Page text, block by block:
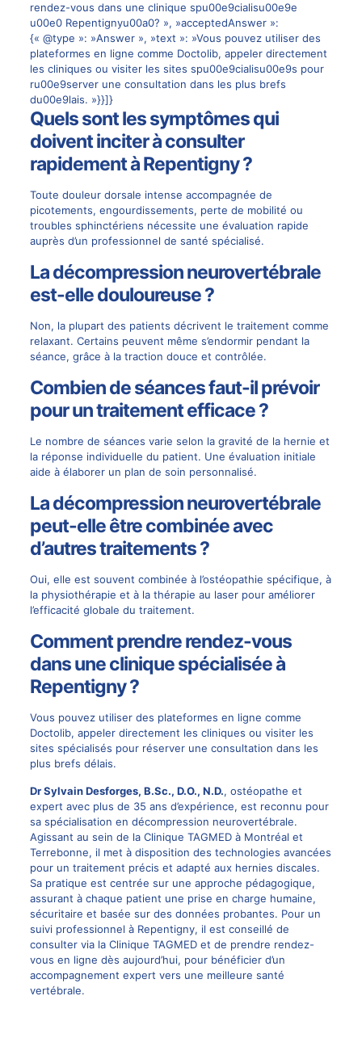
rendez-vous dans une clinique spu00e9cialisu00e9e
u00e0 Repentignyu00a0? », »acceptedAnswer »:
{« @type »: »Answer », »text »: »Vous pouvez utiliser des
plateformes en ligne comme Doctolib, appeler directement
les cliniques ou visiter les sites spu00e9cialisu00e9s pour
ru00e9server une consultation dans les plus brefs
du00e9lais. »}}]}
Quels sont les symptômes qui
doivent inciter à consulter
rapidement à Repentigny ?
Toute douleur dorsale intense accompagnée de
picotements, engourdissements, perte de mobilité ou
troubles sphinctériens nécessite une évaluation rapide
auprès d’un professionnel de santé spécialisé.
La décompression neurovertébrale
est-elle douloureuse ?
Non, la plupart des patients décrivent le traitement comme
relaxant. Certains peuvent même s’endormir pendant la
séance, grâce à la traction douce et contrôlée.
Combien de séances faut-il prévoir
pour un traitement efficace ?
Le nombre de séances varie selon la gravité de la hernie et
la réponse individuelle du patient. Une évaluation initiale
aide à élaborer un plan de soin personnalisé.
La décompression neurovertébrale
peut-elle être combinée avec
d’autres traitements ?
Oui, elle est souvent combinée à l’ostéopathie spécifique, à
la physiothérapie et à la thérapie au laser pour améliorer
l’efficacité globale du traitement.
Comment prendre rendez-vous
dans une clinique spécialisée à
Repentigny ?
Vous pouvez utiliser des plateformes en ligne comme
Doctolib, appeler directement les cliniques ou visiter les
sites spécialisés pour réserver une consultation dans les
plus brefs délais.
Dr Sylvain Desforges, B.Sc., D.O., N.D., ostéopathe et
expert avec plus de 35 ans d’expérience, est reconnu pour
sa spécialisation en décompression neurovertébrale.
Agissant au sein de la Clinique TAGMED à Montréal et
Terrebonne, il met à disposition des technologies avancées
pour un traitement précis et adapté aux hernies discales.
Sa pratique est centrée sur une approche pédagogique,
assurant à chaque patient une prise en charge humaine,
sécuritaire et basée sur des données probantes. Pour un
suivi professionnel à Repentigny, il est conseillé de
consulter via la Clinique TAGMEDet de prendre rendez-
vous en ligne dès aujourd’hui, pour bénéficier d’un
accompagnement expert vers une meilleure santé
vertébrale.